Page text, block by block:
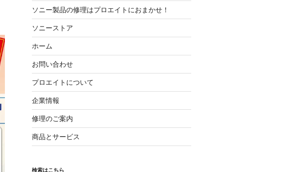
ソニー製品の修理はプロエイトにおまかせ！
ソニーストア
ホーム
お問い合わせ
プロエイトについて
企業情報
修理のご案内
商品とサービス
検索はこちら